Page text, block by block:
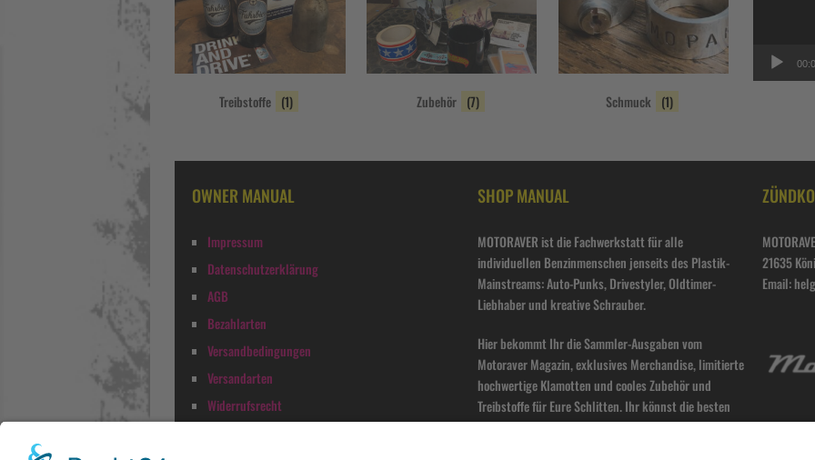
Treibstoffe (1) Zubehör (7) Schmuck (1)
OWNER MANUAL
Impressum
Datenschutzerklärung
AGB
Bezahlarten
Versandbedingungen
Versandarten
Widerrufsrecht
SHOP MANUAL
MOTORAVER ist die Fachwerkstatt für alle
individuellen Benzinmenschen jenseits des Plastik-
Mainstreams: Auto-Punks, Drivestyler, Oldtimer-
Liebhaber und kreative Schrauber.
Hier bekommt Ihr die Sammler-Ausgaben vom
Motoraver Magazin, exklusives Merchandise, limitierte
hochwertige Klamotten und cooles Zubehör und
Treibstoffe für Eure Schlitten. Ihr könnst die besten
Motoraver-Geschichten aus 35 Ausgaben lesen,
21635
Email: